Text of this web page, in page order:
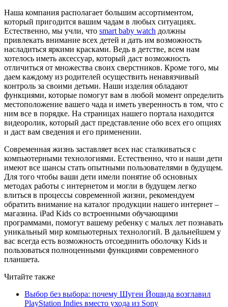
Наша компания располагает большим ассортиментом,
который пригодится вашим чадам в любых ситуациях.
Естественно, мы учли, что smart baby watch должны
привлекать внимание всех детей и дать им возможность
насладиться яркими красками. Ведь в детстве, всем нам
хотелось иметь аксессуар, который даст возможность
отличиться от множества своих сверстников. Кроме того, мы
даем каждому из родителей осуществить ненавязчивый
контроль за своими детьми. Наши изделия обладают
функциями, которые помогут вам в любой момент определить
местоположение вашего чада и иметь уверенность в том, что с
ним все в порядке. На страницах нашего портала находится
видеоролик, который даст представление обо всех его опциях
и даст вам сведения и его применении.
Современная жизнь заставляет всех нас сталкиваться с
компьютерными технологиями. Естественно, что и наши дети
имеют все шансы стать опытными пользователями в будущем.
Для того чтобы ваши дети имели понятие об основных
методах работы с интернетом и могли в будущем легко
влиться в процессы современной жизни, рекомендуем
обратить внимание на каталог продукции нашего интернет –
магазина. iPad Kids со встроенными обучающими
программами, помогут вашему ребенку с малых лет познавать
уникальный мир компьютерных технологий. В дальнейшем у
вас всегда есть возможность отсоединить оболочку Kids и
пользоваться полноценными функциями современного
планшета.
Читайте также
Выбор без выбора: почему Шугеи Йошида возглавил
PlayStation Indies вместо ухода из Sony